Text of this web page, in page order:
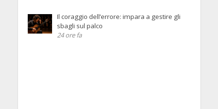
Il coraggio dell’errore: impara a gestire gli
sbagli sul palco
24 ore fa